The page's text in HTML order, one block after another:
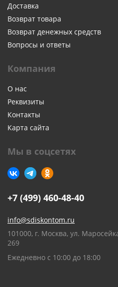
Доставка
Возврат товара
Возврат денежных средств
Вопросы и ответы
Компания
О нас
Реквизиты
Контакты
Карта сайта
Мы в соцсетях
+7 (499) 460-48-40
info@sdiskontom.ru
101000, г. Москва, ул.
269
Ежедневно с 10:00 до 18:00